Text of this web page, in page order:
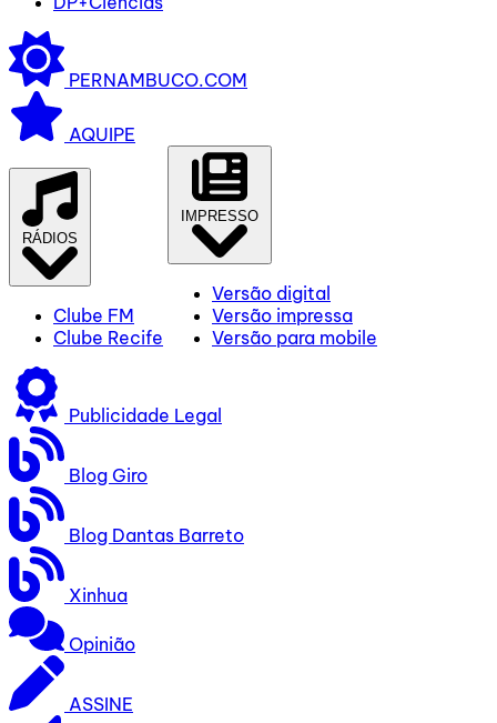
PERNAMBUCO.COM
AQUIPE
RÁDIOS
Clube FM
Clube Recife
IMPRESSO
Versão digital
Versão impressa
Versão para mobile
Publicidade Legal
Blog Giro
Blog Dantas Barreto
Xinhua
Opinião
ASSINE